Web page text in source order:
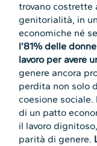
trovano costrette
genitorialità, in
economiche né
l’81% delle
lavoro per avere
genere ancora
perdita non solo
coesione
di un patto
il lavoro
parità di genere.